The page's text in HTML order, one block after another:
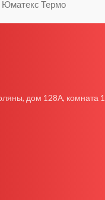
Юматекс Термо
дом 128А, комната 1